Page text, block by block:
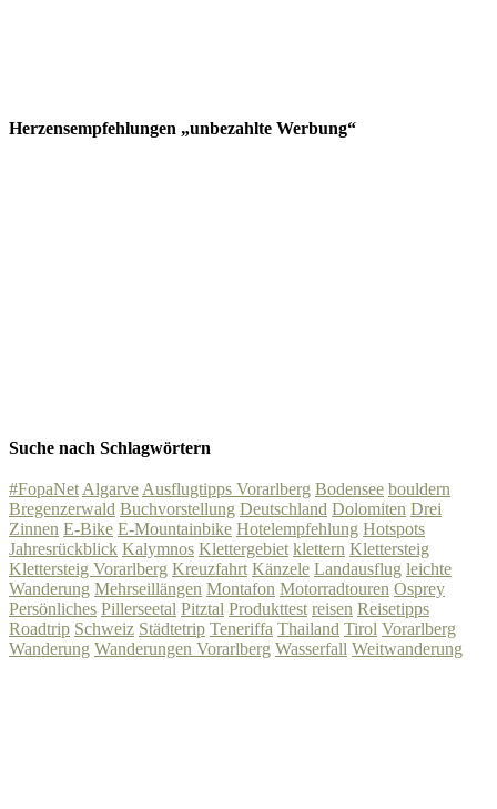
Herzensempfehlungen „unbezahlte Werbung“
Suche nach Schlagwörtern
#FopaNet Algarve Ausflugtipps Vorarlberg Bodensee bouldern
Bregenzerwald Buchvorstellung Deutschland Dolomiten Drei
Zinnen E-Bike E-Mountainbike Hotelempfehlung Hotspots
Jahresrückblick Kalymnos Klettergebiet klettern Klettersteig
Klettersteig Vorarlberg Kreuzfahrt Känzele Landausflug leichte
Wanderung Mehrseillängen Montafon Motorradtouren Osprey
Persönliches Pillerseetal Pitztal Produkttest reisen Reisetipps
Roadtrip Schweiz Städtetrip Teneriffa Thailand Tirol Vorarlberg
Wanderung Wanderungen Vorarlberg Wasserfall Weitwanderung